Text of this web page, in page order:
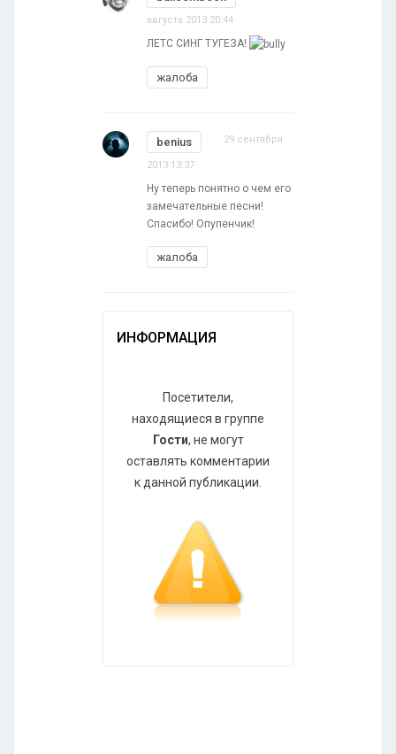
августа 2013 20:44
ЛЕТС СИНГ ТУГЕЗА!
жалоба
benius 29 сентября
2013 13:37
Ну теперь понятно о чем его
замечательные песни!
Спасибо! Опупенчик!
жалоба
ИНФОРМАЦИЯ
Посетители,
находящиеся в группе
Гости, не могут
оставлять комментарии
к данной публикации.